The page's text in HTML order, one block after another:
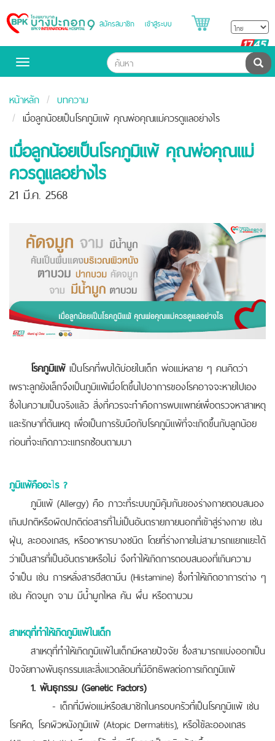
Bangpakok
Hospital
สมัครสมาชิก เข้าสู่ระบบ
Toggle
ค้น
หน้าหลัก
บทความ
เมื่อลูกน้อยเป็นโรคภูมิแพ้ คุณพ่อคุณแม่ควรดูแลอย่างไร
เมื่อลูกน้อยเป็นโรคภูมิแพ้ คุณพ่อคุณแม่
ควรดูแลอย่างไร
21 มี.ค. 2568
โรคภูมิแพ้เป็นโรคที่พบได้บ่อยในเด็ก พ่อแม่หลาย ๆ คนคิดว่า
เพราะลูกยังเล็กจึงเป็นภูมิแพ้เมื่อโตขึ้นไปอาการของโรคอาจจะหายไปเอง
ซึ่งในความเป็นจริงแล้ว สิ่งที่ควรจะทำคือการพบแพทย์เพื่อตรวจหาสาเหตุ
และรักษาที่ต้นเหตุ เพื่อเป็นการรับมือกับโรคภูมิแพ้ที่จะเกิดขึ้นกับลูกน้อย
ก่อนที่จะเกิดภาวะแทรกซ้อนตามมา
ภูมิแพ้คืออะไร ?
ภูมิแพ้ (Allergy) คือ ภาวะที่ระบบภูมิคุ้มกันของร่างกายตอบสนอง
เกินปกติหรือผิดปกติต่อสารที่ไม่เป็นอันตรายภายนอกที่เข้าสู่ร่างกาย เช่น
ฝุ่น, ละอองเกสร, หรืออาหารบางชนิด โดยที่ร่างกายไม่สามารถแยกแยะได้
ว่าเป็นสารที่เป็นอันตรายหรือไม่ จึงทำให้เกิดการตอบสนองที่เกินความ
จำเป็น เช่น การหลั่งสารฮีสตามีน (Histamine) ซึ่งทำให้เกิดอาการต่าง ๆ
เช่น คัดจมูก จาม มีน้ำมูกไหล คัน ผื่น หรือตาบวม
สาเหตุที่ทำให้เกิดภูมิแพ้ในเด็ก
สาเหตุที่ทำให้เกิดภูมิแพ้ในเด็กมีหลายปัจจัย ซึ่งสามารถแบ่งออกเป็น
ปัจจัยทางพันธุกรรมและสิ่งแวดล้อมที่มีอิทธิพลต่อการเกิดภูมิแพ้
1. พันธุกรรม (Genetic Factors)
- เด็กที่มีพ่อแม่หรือสมาชิกในครอบครัวที่เป็นโรคภูมิแพ้ เช่น
โรคหืด, โรคผิวหนังภูมิแพ้ (Atopic Dermatitis), หรือไข้ละอองเกสร